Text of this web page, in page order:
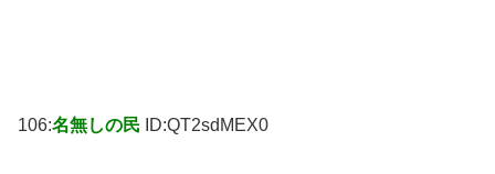
106:名無しの民 ID:QT2sdMEX0